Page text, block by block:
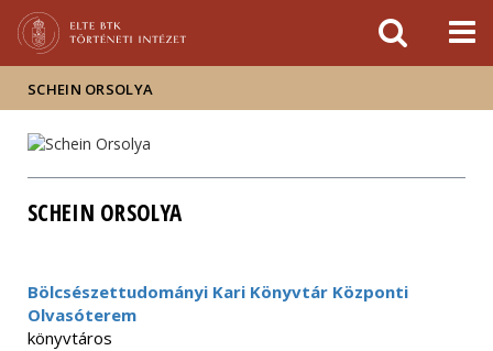
sajtóban
SCHEIN ORSOLYA
SCHEIN ORSOLYA
Bölcsészettudományi Kari Könyvtár Központi
Olvasóterem
könyvtáros